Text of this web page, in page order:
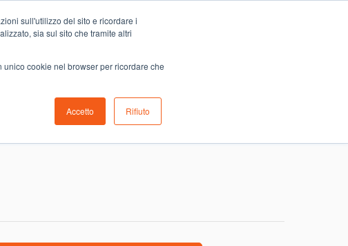
sull'utilizzo del sito e ricordare i
sia sul sito che tramite altri
cookie nel browser per ricordare che
Accetto Rifiuto
Volantino Serve aiuto?
DANONE